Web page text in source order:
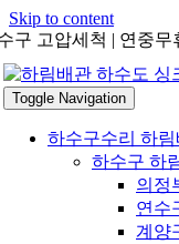
Skip to content
구 고압세척 | 연중무
Toggle Navigation
하수구수리 하
하수구 하
의정
연수
계양